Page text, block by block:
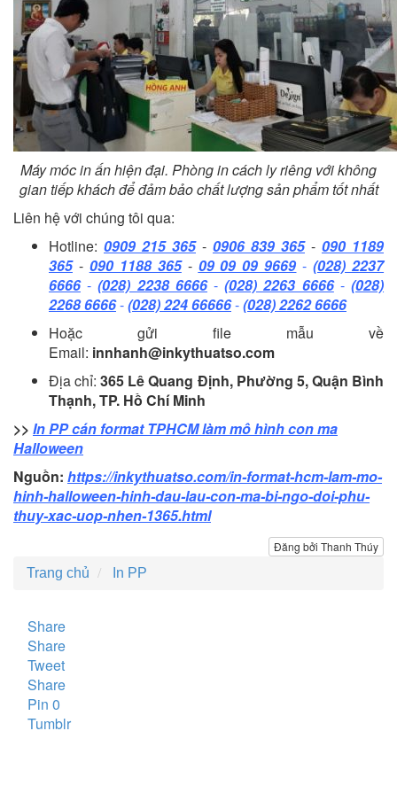
Máy móc in ấn hiện đại. Phòng in cách ly riêng với không
gian tiếp khách để đảm bảo chất lượng sản phẩm tốt nhất
Liên hệ với chúng tôi qua:
Hotline: 0909 215 365- 0906 839 365- 090 1189
365- 090 1188 365- 09 09 09 9669 -(028) 2237
6666-(028) 2238 6666-(028) 2263 6666-(028)
2268 6666-(028) 224 66666-(028) 2262 6666
Hoặc gửi file mẫu về
Email: innhanh@inkythuatso.com
Địa chỉ:365 Lê Quang Định, Phường 5, Quận Bình
Thạnh, TP. Hồ Chí Minh
>> In PP cán format TPHCM làm mô hình con ma
Halloween
Nguồn: https://inkythuatso.com/in-format-hcm-lam-mo-
hinh-halloween-hinh-dau-lau-con-ma-bi-ngo-doi-phu-
thuy-xac-uop-nhen-1365.html
Đăng bởi Thanh Thúy
Trang chủ
In PP
Share
Share
Tweet
Share
Pin 0
Tumblr